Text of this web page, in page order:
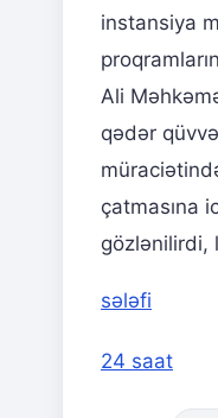
instansiya
Ali
qədər
çatmasına
gözlənilirdi,
sələfi
24 saat